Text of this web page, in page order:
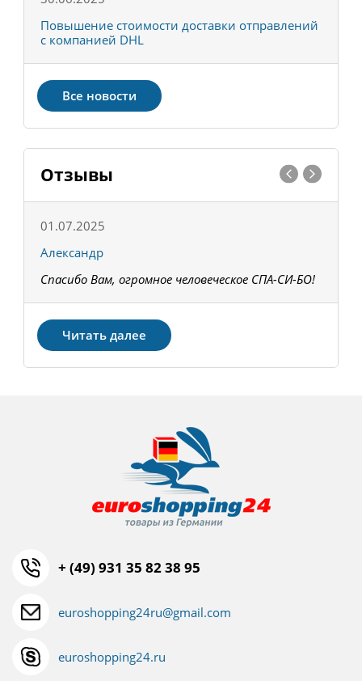
Повышение стоимости доставки отправлений
с компанией DHL
Все новости
Отзывы
01.07.2025
Александр
Спасибо Вам, огромное человеческое СПА-СИ-БО!
Читать далее
+ (49) 931 35 82 38 95
euroshopping24ru@gmail.com
euroshopping24.ru